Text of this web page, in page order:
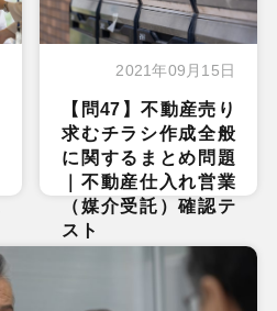
2021年09月15日
【問47】不動産売り
求むチラシ作成全般
に関するまとめ問題
｜不動産仕入れ営業
（媒介受託）確認テ
スト